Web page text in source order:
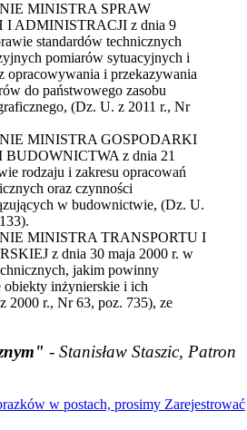
MINISTRA SPRAW
ADMINISTRACJI z dnia 9
standardów technicznych
pomiarów sytuacyjnych i
opracowywania i przekazywania
do państwowego zasobu
(Dz. U. z 2011 r., Nr
MINISTRA GOSPODARKI
BUDOWNICTWA z dnia 21
rodzaju i zakresu opracowań
oraz czynności
w budownictwie, (Dz. U.
MINISTRA TRANSPORTU I
z dnia 30 maja 2000 r. w
jakim powinny
obiekty inżynierskie i ich
2000 r., Nr 63, poz. 735), ze
- Stanisław Staszic, Patron
w postach, prosimy Zarejestrować